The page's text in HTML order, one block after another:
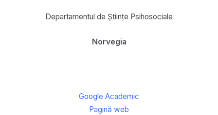
Departamentul de Științe Psihosociale
Norvegia
Google Academic
Pagină web